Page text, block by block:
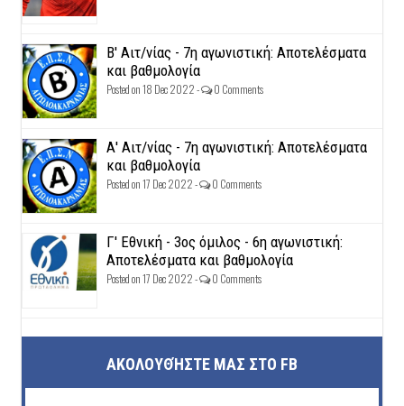
Β' Αιτ/νίας - 7η αγωνιστική: Αποτελέσματα
και βαθμολογία
Posted on 18 Dec 2022 - 0 Comments
Α' Αιτ/νίας - 7η αγωνιστική: Αποτελέσματα
και βαθμολογία
Posted on 17 Dec 2022 - 0 Comments
Γ' Εθνική - 3ος όμιλος - 6η αγωνιστική:
Αποτελέσματα και βαθμολογία
Posted on 17 Dec 2022 - 0 Comments
ΑΚΟΛΟΥΘΉΣΤΕ ΜΑΣ ΣΤΟ FB